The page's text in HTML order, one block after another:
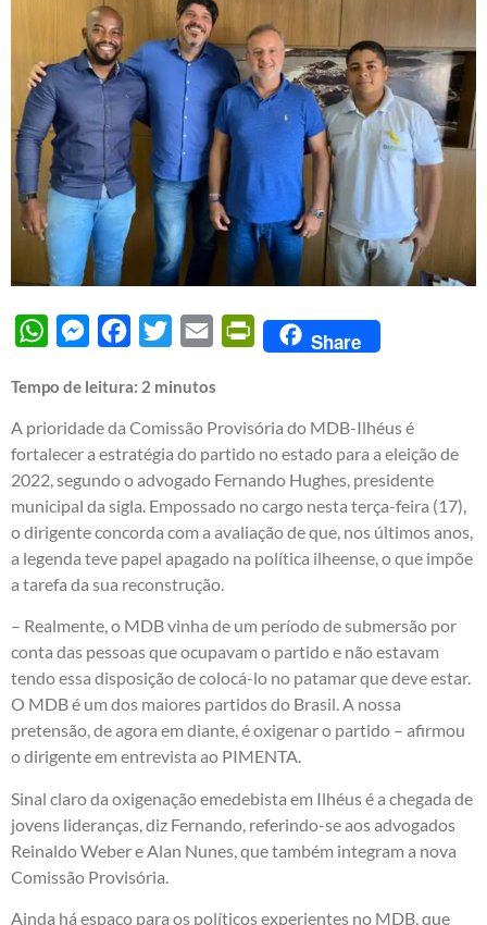
WhatsAppMessengerFacebook
Twitter Email PrintFriendly
Share
Tempo de leitura: 2 minutos
A prioridade da Comissão Provisória do MDB-Ilhéus é
fortalecer a estratégia do partido no estado para a eleição de
2022, segundo o advogado Fernando Hughes, presidente
municipal da sigla. Empossado no cargo nesta terça-feira (17),
o dirigente concorda com a avaliação de que, nos últimos anos,
a legenda teve papel apagado na política ilheense, o que impõe
a tarefa da sua reconstrução.
– Realmente, o MDB vinha de um período de submersão por
conta das pessoas que ocupavam o partido e não estavam
tendo essa disposição de colocá-lo no patamar que deve estar.
O MDB é um dos maiores partidos do Brasil. A nossa
pretensão, de agora em diante, é oxigenar o partido – afirmou
o dirigente em entrevista ao PIMENTA.
Sinal claro da oxigenação emedebista em Ilhéus é a chegada de
jovens lideranças, diz Fernando, referindo-se aos advogados
Reinaldo Weber e Alan Nunes, que também integram a nova
Comissão Provisória.
Ainda há espaço para os políticos experientes no MDB, que